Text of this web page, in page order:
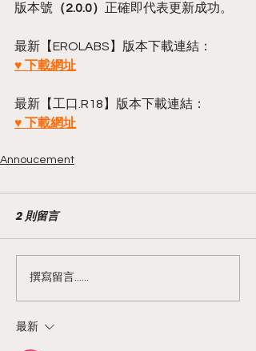
版本號 （2.0.0） 正確即代表更新成功。
最新【EROLABS】版本下載連結：
♥ 下載網址
最新【工口.R18】版本下載連結：
♥ 下載網址
Annoucement
2 則留言
撰寫留言......
最新